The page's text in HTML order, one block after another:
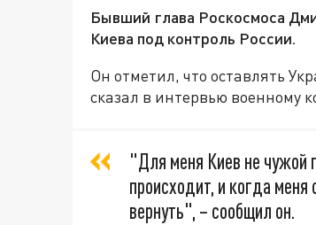
Бывший глава Роскосмоса
Киева под контроль России.
Он отметил, что оставлять
сказал в интервью военному
"Для меня Киев не чужой
происходит, и когда
вернуть", – сообщил он.